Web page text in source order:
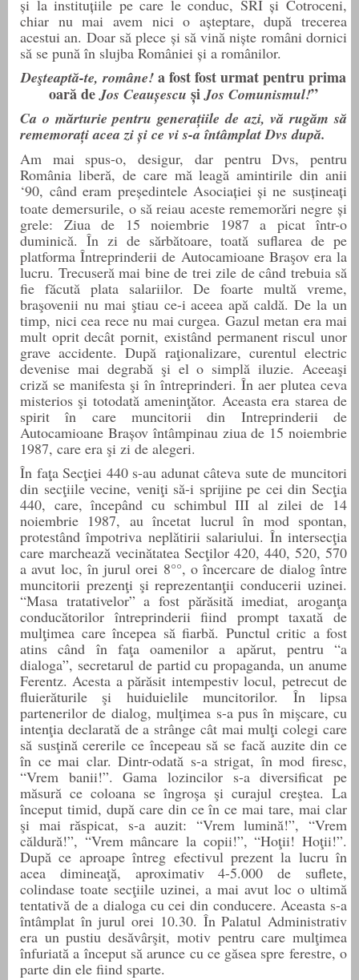
și la instituțiile pe care le conduc, SRI și Cotroceni,
chiar nu mai avem nici o așteptare, după trecerea
acestui an. Doar să plece și să vină niște români dornici
să se pună în slujba României și a românilor.
Deşteaptă-te, române! a fostfost urmat pentru prima
oară deJos Ceaușescu șiJos Comunismul!”
Ca o mărturie pentru generațiile de azi, vă rugăm să
rememorați acea zi și ce vi s-a întâmplat Dvs după.
Am mai spus-o, desigur, dar pentru Dvs, pentru
România liberă, de care mă leagă amintirile din anii
‘90, cânderampreședintele Asociației șine susțineați
toate demersurile, o să reiau aceste rememorări negre și
grele: Ziua de 15 noiembrie 1987 a picat într-o
duminică. În zi de sărbătoare, toată suflarea de pe
platforma Întreprinderii de Autocamioane Braşov era la
lucru. Trecuseră mai bine de trei zile de când trebuia să
fie făcută plata salariilor. De foarte multă vreme,
braşovenii nu mai ştiau ce-i aceea apă caldă. De la un
timp, nici cea rece nu mai curgea. Gazul metan era mai
mult oprit decât pornit, existând permanent riscul unor
grave accidente. După raţionalizare, curentul electric
devenise mai degrabă şi el o simplă iluzie. Aceeaşi
criză se manifesta şi în întreprinderi. În aer plutea ceva
misterios şi totodată ameninţător. Aceasta era starea de
spirit în care muncitorii din Intreprinderii de
Autocamioane Brașovîntâmpinau ziua de 15 noiembrie
1987, care era şi zi de alegeri.
În faţa Secţiei 440 s-au adunat câteva sute de muncitori
din secţiile vecine, veniţi să-i sprijine pe cei din Secţia
440, care, începând cu schimbul III al zilei de 14
noiembrie 1987, au încetat lucrul în mod spontan,
protestând împotriva neplătirii salariului. În intersecţia
care marchează vecinătatea Secţilor 420, 440, 520, 570
a avut loc, în jurul orei 8°°, o încercare de dialog între
muncitorii prezenţi şi reprezentanţii conducerii uzinei.
“Masa tratativelor” a fost părăsită imediat, aroganţa
conducătorilor întreprinderii fiind prompt taxată de
mulţimea care începea să fiarbă. Punctul critic a fost
atins când în faţa oamenilor a apărut, pentru “a
dialoga”, secretarul de partid cu propaganda, un anume
Ferentz. Acesta a părăsit intempestiv locul, petrecut de
fluierăturile şi huiduielile muncitorilor. În lipsa
partenerilor de dialog, mulţimea s-a pus în mişcare, cu
intenţia declarată de a strânge cât mai mulţi colegi care
să susţină cererile ce începeau să se facă auzite din ce
în ce mai clar. Dintr-odată s-a strigat, în mod firesc,
“Vrem banii!”. Gama lozincilor s-a diversificat pe
măsură ce coloana se îngroşa şi curajul creştea. La
început timid, după care din ce în ce mai tare, mai clar
şi mai răspicat, s-a auzit: “Vrem lumină!”, “Vrem
căldură!”, “Vrem mâncare la copii!”, “Hoţii! Hoţii!”.
După ce aproape întreg efectivul prezent la lucru în
acea dimineaţă, aproximativ 4-5.000 de suflete,
colindase toate secţiile uzinei, a mai avut loc o ultimă
tentativă de a dialoga cu cei din conducere. Aceasta s-a
întâmplat în jurul orei 10.30. În Palatul Administrativ
era un pustiu desăvârşit, motiv pentru care mulţimea
înfuriată a început să arunce cu ce găsea spre ferestre, o
parte din ele fiind sparte.